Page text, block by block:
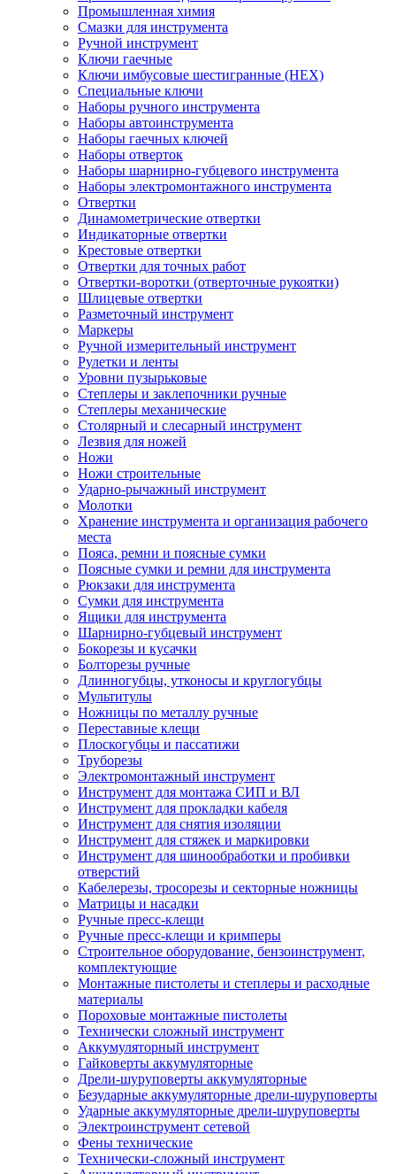
Промышленная химия
Смазки для инструмента
Ручной инструмент
Ключи гаечные
Ключи имбусовые шестигранные (HEX)
Специальные ключи
Наборы ручного инструмента
Наборы автоинструмента
Наборы гаечных ключей
Наборы отверток
Наборы шарнирно-губцевого инструмента
Наборы электромонтажного инструмента
Отвертки
Динамометрические отвертки
Индикаторные отвертки
Крестовые отвертки
Отвертки для точных работ
Отвертки-воротки (отверточные рукоятки)
Шлицевые отвертки
Разметочный инструмент
Маркеры
Ручной измерительный инструмент
Рулетки и ленты
Уровни пузырьковые
Степлеры и заклепочники ручные
Степлеры механические
Столярный и слесарный инструмент
Лезвия для ножей
Ножи
Ножи строительные
Ударно-рычажный инструмент
Молотки
Хранение инструмента и организация рабочего
места
Пояса, ремни и поясные сумки
Поясные сумки и ремни для инструмента
Рюкзаки для инструмента
Сумки для инструмента
Ящики для инструмента
Шарнирно-губцевый инструмент
Бокорезы и кусачки
Болторезы ручные
Длинногубцы, утконосы и круглогубцы
Мультитулы
Ножницы по металлу ручные
Переставные клещи
Плоскогубцы и пассатижи
Труборезы
Электромонтажный инструмент
Инструмент для монтажа СИП и ВЛ
Инструмент для прокладки кабеля
Инструмент для снятия изоляции
Инструмент для стяжек и маркировки
Инструмент для шинообработки и пробивки
отверстий
Кабелерезы, тросорезы и секторные ножницы
Матрицы и насадки
Ручные пресс-клещи
Ручные пресс-клещи и кримперы
Строительное оборудование, бензоинструмент,
комплектующие
Монтажные пистолеты и степлеры и расходные
материалы
Пороховые монтажные пистолеты
Технически сложный инструмент
Аккумуляторный инструмент
Гайковерты аккумуляторные
Дрели-шуруповерты аккумуляторные
Безударные аккумуляторные дрели-шуруповерты
Ударные аккумуляторные дрели-шуруповерты
Электроинструмент сетевой
Фены технические
Технически-сложный инструмент